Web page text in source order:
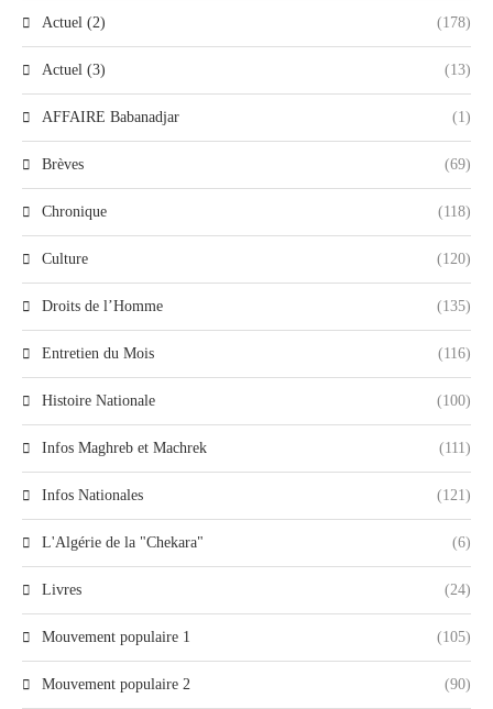
Actuel (2) (178)
Actuel (3) (13)
AFFAIRE Babanadjar (1)
Brèves (69)
Chronique (118)
Culture (120)
Droits de l’Homme (135)
Entretien du Mois (116)
Histoire Nationale (100)
Infos Maghreb et Machrek (111)
Infos Nationales (121)
L'Algérie de la "Chekara" (6)
Livres (24)
Mouvement populaire 1 (105)
Mouvement populaire 2 (90)